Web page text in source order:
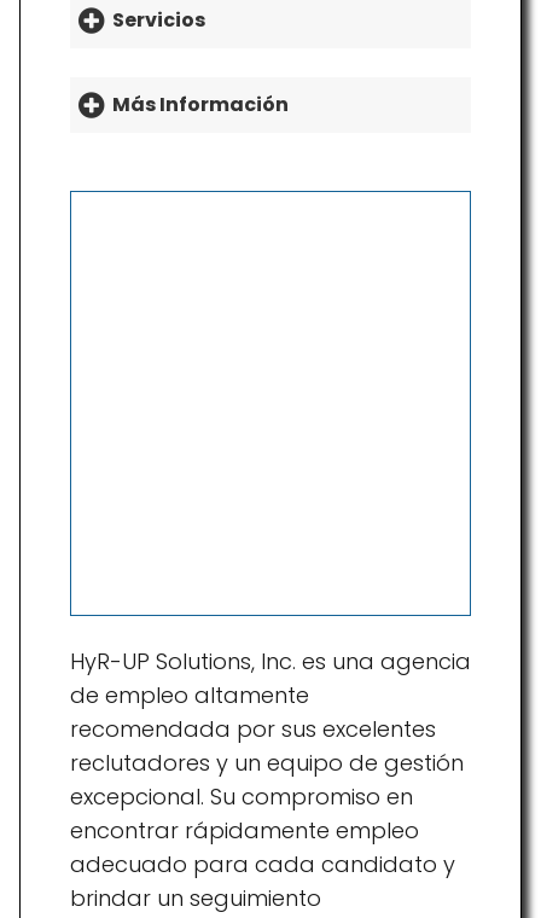
Servicios
Más Información
HyR-UP Solutions, Inc. es una agencia
de empleo altamente
recomendada por sus excelentes
reclutadores y un equipo de gestión
excepcional. Su compromiso en
encontrar rápidamente empleo
adecuado para cada candidato y
brindar un seguimiento